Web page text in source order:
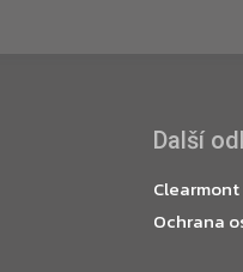
Další
Clearmont
Ochrana